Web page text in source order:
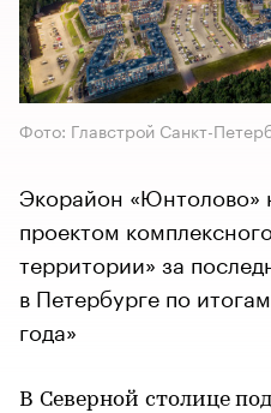
Фото: Главстрой Санкт-
Экорайон «Юнтолово»
проектом
территории» за
в Петербурге по
года»
В Северной столице